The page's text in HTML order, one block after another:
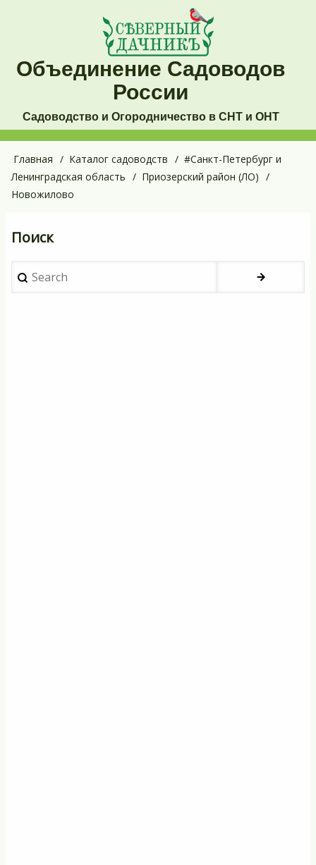
содержанию
Объединение Садоводов
России
Садоводство и Огородничество в СНТ и ОНТ
Основная
навигация
Строка
навигации
Главная Каталог садоводств
#Санкт-Петербург и
Ленинградская область
Приозерский район (ЛО)
Новожилово
Поиск
Search